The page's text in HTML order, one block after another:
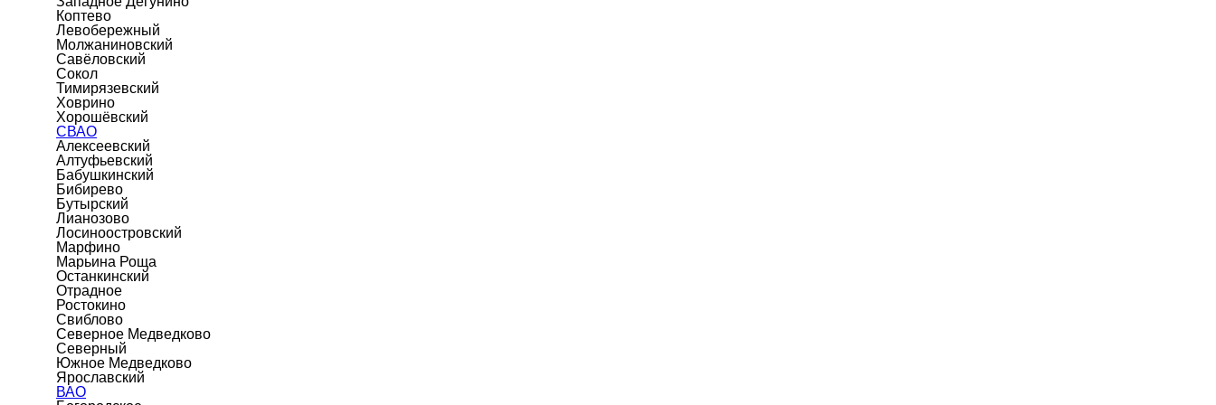
Коптево
Левобережный
Молжаниновский
Савёловский
Сокол
Тимирязевский
Ховрино
Хорошёвский
СВАО
Алексеевский
Алтуфьевский
Бабушкинский
Бибирево
Бутырский
Лианозово
Лосиноостровский
Марфино
Марьина Роща
Останкинский
Отрадное
Ростокино
Свиблово
Северное Медведково
Северный
Южное Медведково
Ярославский
ВАО